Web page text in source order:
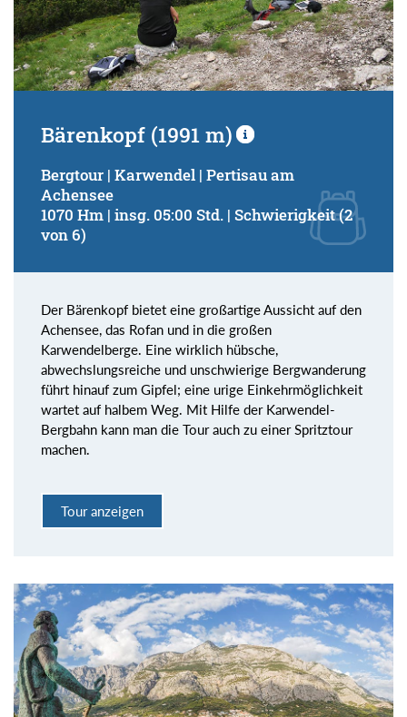
Bärenkopf (1991 m)
Bergtour | Karwendel | Pertisau am
Achensee
1070 Hm | insg. 05:00 Std. | Schwierigkeit (2
von 6)
Der Bärenkopf bietet eine großartige Aussicht auf den
Achensee, das Rofan und in die großen
Karwendelberge. Eine wirklich hübsche,
abwechslungsreiche und unschwierige Bergwanderung
führt hinauf zum Gipfel; eine urige Einkehrmöglichkeit
wartet auf halbem Weg. Mit Hilfe der Karwendel-
Bergbahn kann man die Tour auch zu einer Spritztour
machen.
Tour anzeigen